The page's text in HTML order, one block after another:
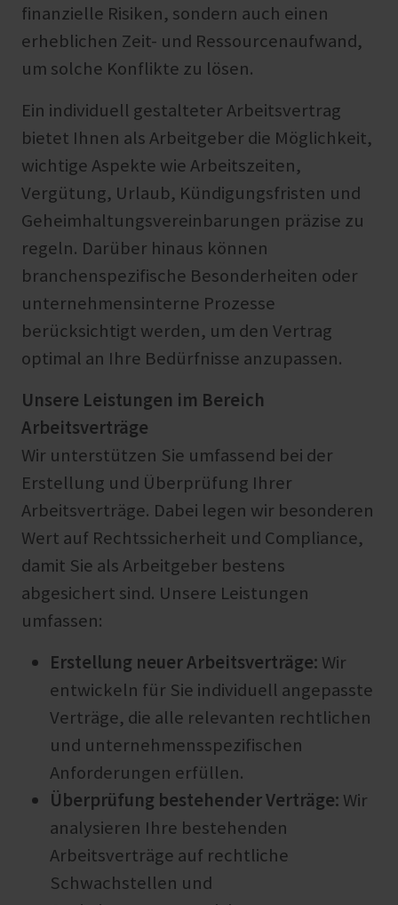
finanzielle Risiken, sondern auch einen
erheblichen Zeit- und Ressourcenaufwand,
um solche Konflikte zu lösen.
Ein individuell gestalteter Arbeitsvertrag
bietet Ihnen als Arbeitgeber die Möglichkeit,
wichtige Aspekte wie Arbeitszeiten,
Vergütung, Urlaub, Kündigungsfristen und
Geheimhaltungsvereinbarungen präzise zu
regeln. Darüber hinaus können
branchenspezifische Besonderheiten oder
unternehmensinterne Prozesse
berücksichtigt werden, um den Vertrag
optimal an Ihre Bedürfnisse anzupassen.
Unsere Leistungen im Bereich
Arbeitsverträge
Wir unterstützen Sie umfassend bei der
Erstellung und Überprüfung Ihrer
Arbeitsverträge. Dabei legen wir besonderen
Wert auf Rechtssicherheit und Compliance,
damit Sie als Arbeitgeber bestens
abgesichert sind. Unsere Leistungen
umfassen:
Erstellung neuer Arbeitsverträge: Wir
entwickeln für Sie individuell angepasste
Verträge, die alle relevanten rechtlichen
und unternehmensspezifischen
Anforderungen erfüllen.
Überprüfung bestehender Verträge: Wir
analysieren Ihre bestehenden
Arbeitsverträge auf rechtliche
Schwachstellen und